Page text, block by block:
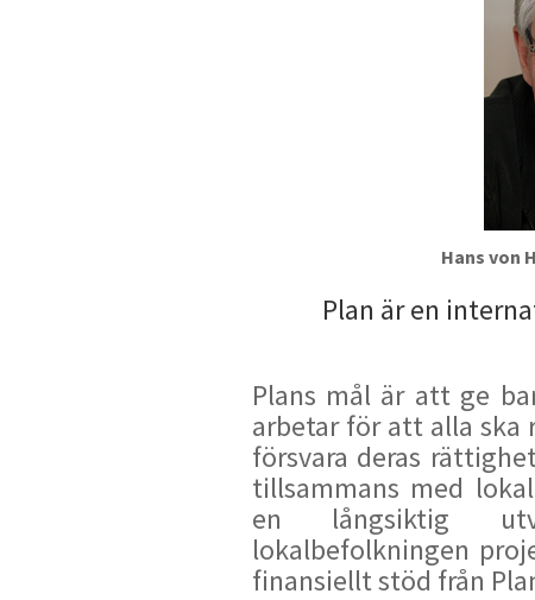
Hans von
Plan är en
Plans mål är att ge
arbetar för att alla ska
försvara deras
tillsammans med
en långsiktig
lokalbefolkningen
finansiellt stöd från